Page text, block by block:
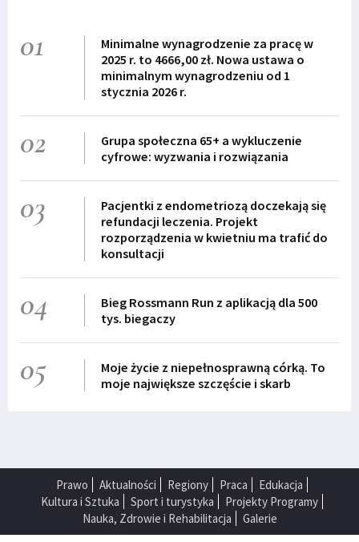
01
Minimalne wynagrodzenie za pracę w
2025 r. to 4666,00 zł. Nowa ustawa o
minimalnym wynagrodzeniu od 1
stycznia 2026 r.
02
Grupa społeczna 65+ a wykluczenie
cyfrowe: wyzwania i rozwiązania
03
Pacjentki z endometriozą doczekają się
refundacji leczenia. Projekt
rozporządzenia w kwietniu ma trafić do
konsultacji
04
Bieg Rossmann Run z aplikacją dla 500
tys. biegaczy
05
Moje życie z niepełnosprawną córką. To
moje największe szczęście i skarb
Prawo Aktualności Regiony Praca
Edukacja
Kultura i Sztuka
Sport i turystyka
Projekty Programy
Nauka, Zdrowie i Rehabilitacja
Galerie